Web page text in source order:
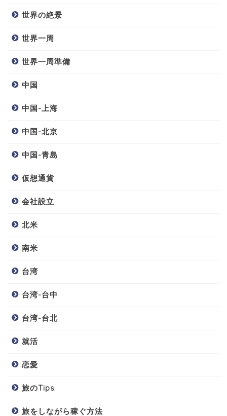
世界の絶景
世界一周
世界一周準備
中国
中国-上海
中国-北京
中国-青島
仮想通貨
会社設立
北米
南米
台湾
台湾-台中
台湾-台北
就活
恋愛
旅のTips
旅をしながら稼ぐ方法